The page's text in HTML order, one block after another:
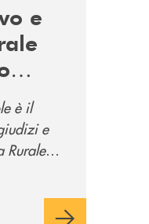
e
è il
e
Rurale
comunità